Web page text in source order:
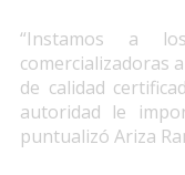
“Instamos a
comercializadoras
de calidad
autoridad le
puntualizó Ariza